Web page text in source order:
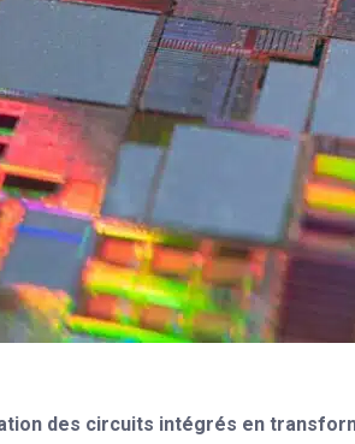
des circuits intégrés en